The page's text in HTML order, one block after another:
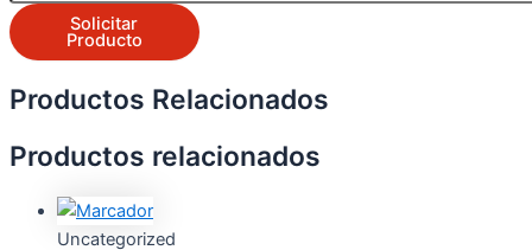
Solicitar
Producto
Productos Relacionados
Productos relacionados
Uncategorized